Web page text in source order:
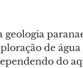
geologia
de
do